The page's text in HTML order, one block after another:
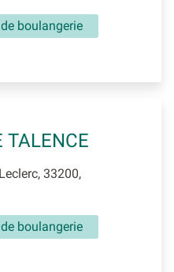
boulangerie
TALENCE
33200,
boulangerie